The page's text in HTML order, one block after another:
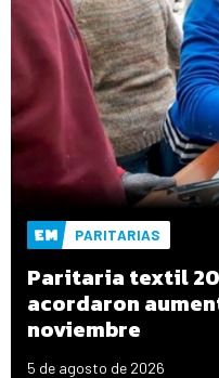
PARITARIAS
Paritaria textil
acordaron
noviembre
5 de agosto de 2026